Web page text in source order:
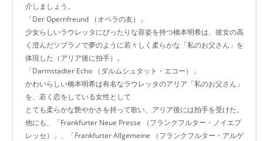
介しましょう。
「Der Opernfreund （オペラの友）」
少女らしいラウレッタにぴったりな容姿を持つ橋本明希は、彼女の高
く澄んだソプラノで夢のように若々しく柔らかな「私のお父さん」を
体現した（アリア後に拍手）。
「Darmstadter Echo （ダルムシュタット・エコー）」
かわいらしい橋本明希は有名なラウレッタのアリア「私のお父さん」
を、若く恋をしている女性として
とても柔らかな艶やかさを持って歌い、アリア後には拍手を受けた。
他にも、「Frankfurter Neue Presse （フランクフルター・ノイエプ
レッセ）」、「Frankfurter Allgemeine （フランクフルター・アルゲ